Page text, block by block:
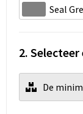
Strandtassen
Laptop hoezen
Seal
2.
De